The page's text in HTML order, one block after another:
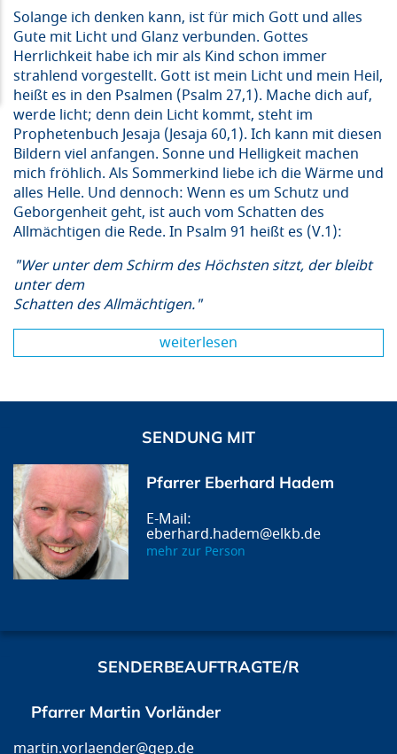
Solange ich denken kann, ist für mich Gott und alles
Gute mit Licht und Glanz verbunden. Gottes
Herrlichkeit habe ich mir als Kind schon immer
strahlend vorgestellt. Gott ist mein Licht und mein Heil,
heißt es in den Psalmen (Psalm 27,1). Mache dich auf,
werde licht; denn dein Licht kommt, steht im
Prophetenbuch Jesaja (Jesaja 60,1). Ich kann mit diesen
Bildern viel anfangen. Sonne und Helligkeit machen
mich fröhlich. Als Sommerkind liebe ich die Wärme und
alles Helle. Und dennoch: Wenn es um Schutz und
Geborgenheit geht, ist auch vom Schatten des
Allmächtigen die Rede. In Psalm 91 heißt es (V.1):
"Wer unter dem Schirm des Höchsten sitzt, der bleibt
unter dem
Schatten des Allmächtigen."
weiterlesen
SENDUNG MIT
Pfarrer Eberhard Hadem
eberhard.hadem@elkb.de
mehr zur Person
SENDERBEAUFTRAGTE/R
Pfarrer Martin Vorländer
martin.vorlaender@gep.de